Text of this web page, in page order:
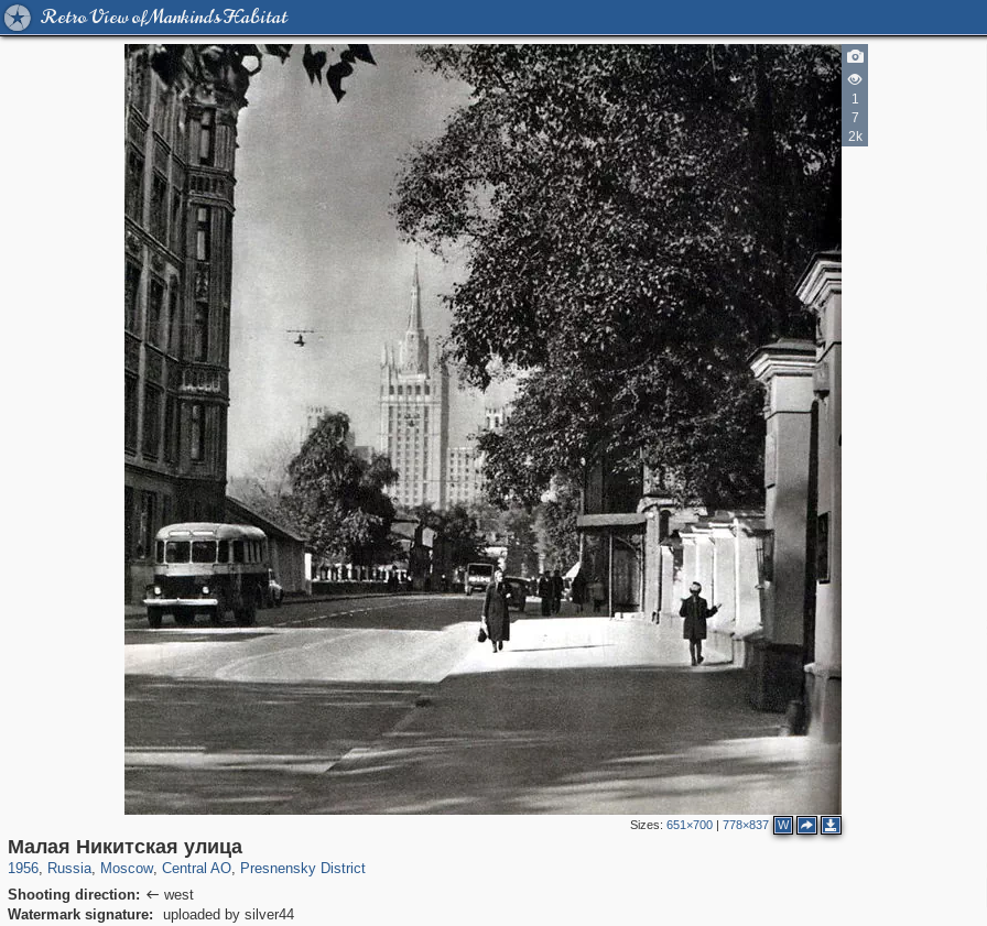
Retro View of Mankind's Habitat
1
7
2k
Sizes:651×700 |778×837 W
Малая Никитская улица
1956, Russia
1,406,659 29,243
, Moscow
319,864 8,286
, Central AO
160,010 5,916
, Presnensky District
13,347
Shooting direction:  west
Watermark signature:
uploaded by silver44